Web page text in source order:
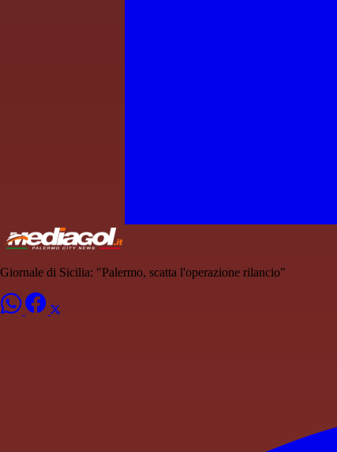
Giornale di Sicilia: "Palermo, scatta l'operazione rilancio"